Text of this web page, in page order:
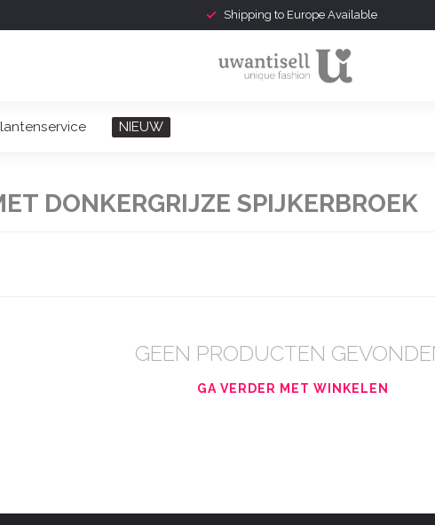
Shipping to Europe Available
NIEUW
DONKERGRIJZE SPIJKERBROEK
GEEN PRODUCTEN
GA VERDER MET WINKELEN